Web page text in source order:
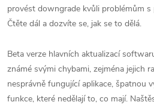
provést downgrade kvůli problémům
Čtěte dál a dozvíte se, jak se to dělá.
Beta verze hlavních aktualizací
známé svými chybami, zejména jejich
nesprávně fungující aplikace, špatnou
funkce, které nedělají to, co mají.